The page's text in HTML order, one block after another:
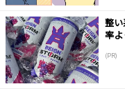
整
率よ
(PR)